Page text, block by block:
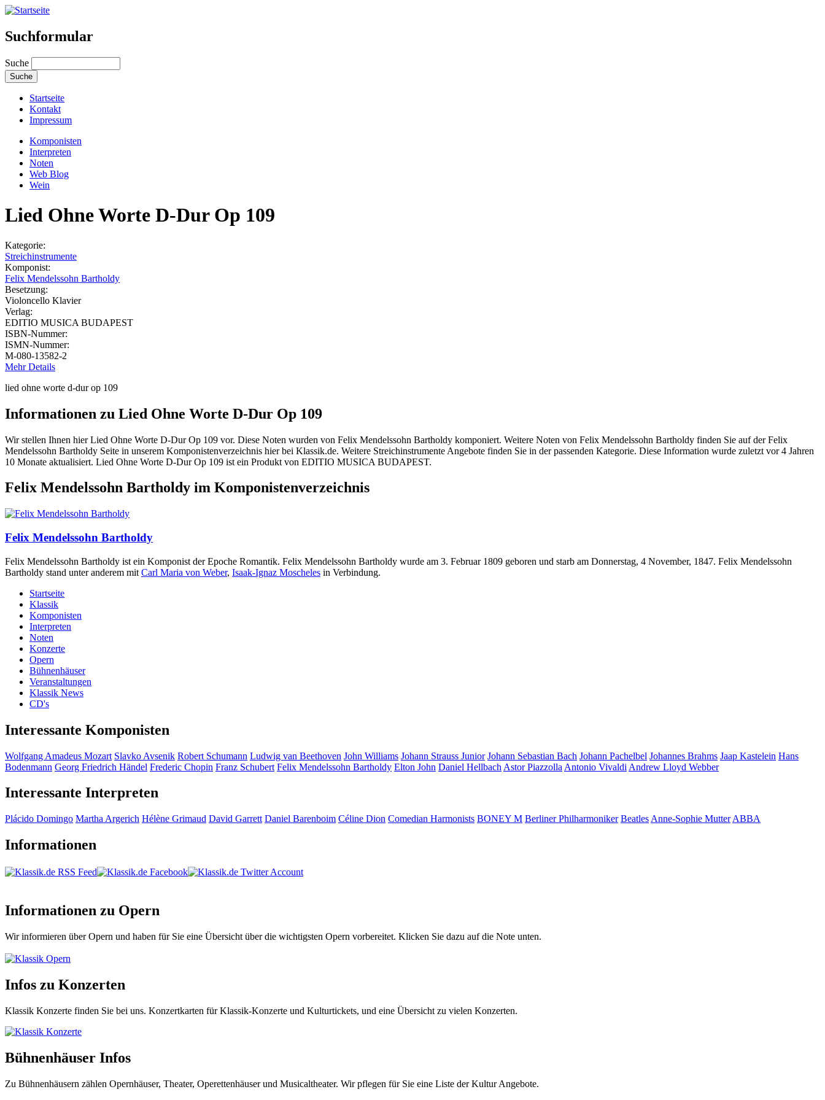
Suchformular
Suche
Startseite
Kontakt
Impressum
Komponisten
Interpreten
Noten
Web Blog
Wein
Lied Ohne Worte D-Dur Op 109
Kategorie:
Streichinstrumente
Komponist:
Felix Mendelssohn Bartholdy
Besetzung:
Violoncello Klavier
Verlag:
EDITIO MUSICA BUDAPEST
ISBN-Nummer:
ISMN-Nummer:
M-080-13582-2
Mehr Details
lied ohne worte d-dur op 109
Informationen zu Lied Ohne Worte D-Dur Op 109
Wir stellen Ihnen hier Lied Ohne Worte D-Dur Op 109 vor. Diese Noten wurden von Felix Mendelssohn Bartholdy komponiert. Weitere Noten von Felix Mendelssohn Bartholdy finden Sie auf der Felix
Mendelssohn Bartholdy Seite in unserem Komponistenverzeichnis hier bei Klassik.de. Weitere Streichinstrumente Angebote finden Sie in der passenden Kategorie. Diese Information wurde zuletzt vor 4 Jahren
10 Monate aktualisiert. Lied Ohne Worte D-Dur Op 109 ist ein Produkt von EDITIO MUSICA BUDAPEST.
Felix Mendelssohn Bartholdy im Komponistenverzeichnis
Felix Mendelssohn Bartholdy
Felix Mendelssohn Bartholdy ist ein Komponist der Epoche Romantik. Felix Mendelssohn Bartholdy wurde am 3. Februar 1809 geboren und starb am Donnerstag, 4 November, 1847. Felix Mendelssohn
Bartholdy stand unter anderem mit Carl Maria von Weber, Isaak-Ignaz Moscheles in Verbindung.
Startseite
Klassik
Komponisten
Interpreten
Noten
Konzerte
Opern
Bühnenhäuser
Veranstaltungen
Klassik News
CD's
Interessante Komponisten
Wolfgang Amadeus Mozart Slavko Avsenik Robert Schumann Ludwig van Beethoven John Williams Johann Strauss Junior Johann Sebastian Bach Johann Pachelbel Johannes Brahms Jaap Kastelein Hans
Bodenmann Georg Friedrich Händel Frederic Chopin Franz Schubert Felix Mendelssohn Bartholdy Elton John Daniel Hellbach Astor Piazzolla Antonio Vivaldi Andrew Lloyd Webber
Interessante Interpreten
Plácido Domingo Martha Argerich Hélène Grimaud David Garrett Daniel Barenboim Céline Dion Comedian Harmonists BONEY M Berliner Philharmoniker Beatles Anne-Sophie Mutter ABBA
Informationen
Informationen zu Opern
Wir informieren über Opern und haben für Sie eine Übersicht über die wichtigsten Opern vorbereitet. Klicken Sie dazu auf die Note unten.
Klassik Opern
Infos zu Konzerten
Klassik Konzerte finden Sie bei uns. Konzertkarten für Klassik-Konzerte und Kulturtickets, und eine Übersicht zu vielen Konzerten.
Klassik Konzerte
Bühnenhäuser Infos
Zu Bühnenhäusern zählen Opernhäuser, Theater, Operettenhäuser und Musicaltheater. Wir pflegen für Sie eine Liste der Kultur Angebote.